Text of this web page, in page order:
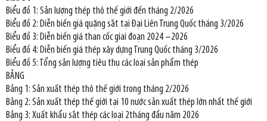
Biểu đồ 1: Sản lượng thép thô thế giới đến tháng 2/2026
Biểu đồ 2: Diễn biến giá quặng sắt tại Đại Liên Trung Quốc tháng 3/2026
Biểu đồ 3: Diễn biến giá than cốc giai đoạn 2024 –2026
Biểu đồ 4: Diễn biến giá thép xây dựng Trung Quốc tháng 3/2026
Biểu đồ 5: Tổng sản lượng tiêu thụ các loại sản phẩm thép
BẢNG
Bảng 1: Sản xuất thép thô thế giới trong tháng 2/2026
Bảng 2: Sản xuất thép thế giới tại 10 nước sản xuất thép lớn nhất thế giới
Bảng 3: Xuất khẩu sắt thép các loại 2tháng đầu năm 2026